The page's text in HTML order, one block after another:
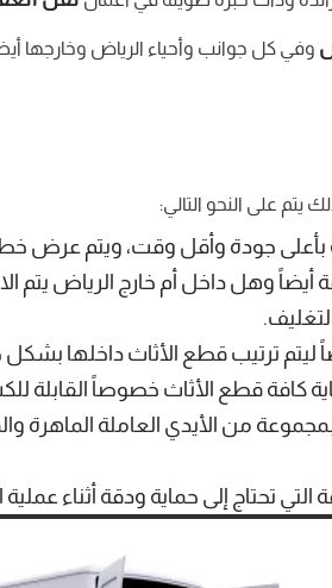
وفي كل جوانب وأحياء الرياض وخارجها
على النحو التالي:
جودة وأقل وقت، ويتم عرض
أيضاً وهل داخل أم خارج الرياض
ليتم ترتيب قطع الأثاث داخلها
كافة قطع الأثاث خصوصاً القابلة
من الأيدي العاملة الماهرة
تحتاج إلى حماية ودقة أثناء